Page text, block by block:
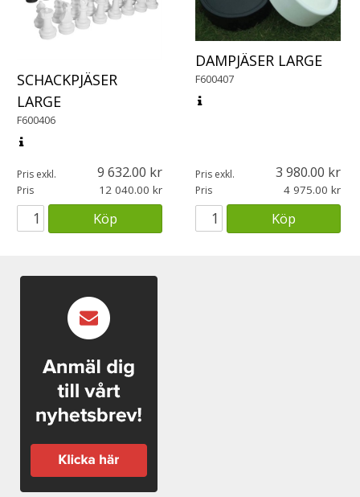
SCHACKPJÄSER
LARGE
F600406
Pris exkl. 9 632.00
Pris 12 040.00
Köp
DAMPJÄSER LARGE
F600407
Pris exkl. 3 980.00
Pris 4 975.00
Köp